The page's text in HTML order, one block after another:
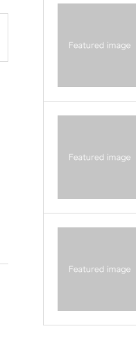
お知らせサンプル2